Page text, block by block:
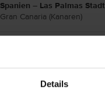
Details
Spanien – Las Palmas Stadt
Gran Canaria (Kanaren)
Spanien – Las Palmas Stadt